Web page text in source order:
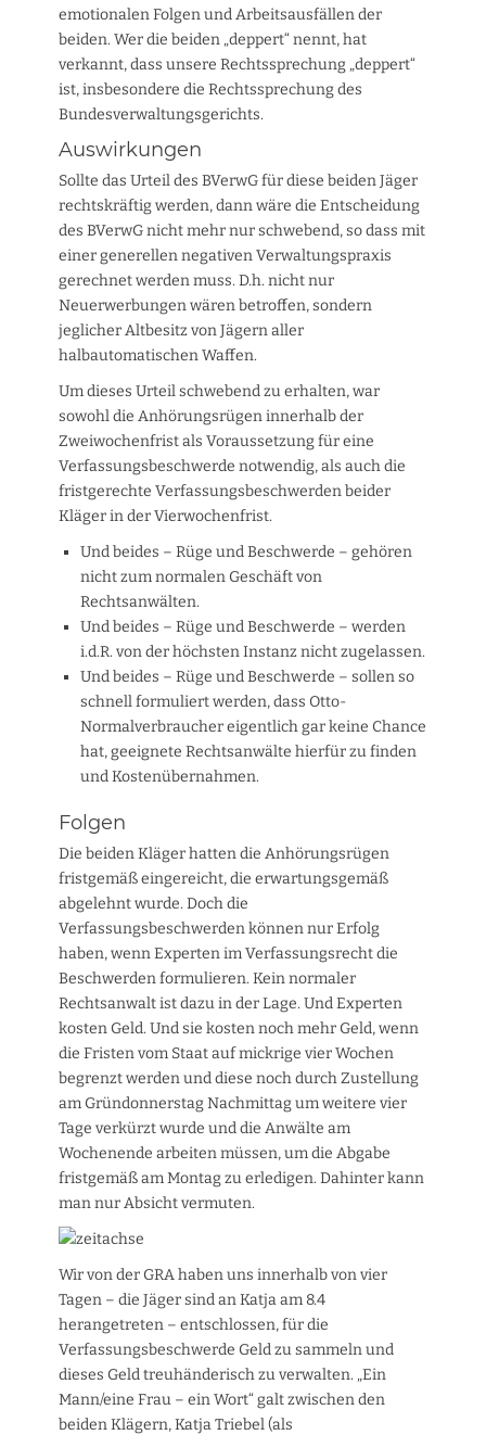
emotionalen Folgen und Arbeitsausfällen der
beiden. Wer die beiden „deppert“ nennt, hat
verkannt, dass unsere Rechtssprechung „deppert“
ist, insbesondere die Rechtssprechung des
Bundesverwaltungsgerichts.
Auswirkungen
Sollte das Urteil des BVerwG für diese beiden Jäger
rechtskräftig werden, dann wäre die Entscheidung
des BVerwG nicht mehr nur schwebend, so dass mit
einer generellen negativen Verwaltungspraxis
gerechnet werden muss. D.h. nicht nur
Neuerwerbungen wären betroffen, sondern
jeglicher Altbesitz von Jägern aller
halbautomatischen Waffen.
Um dieses Urteil schwebend zu erhalten, war
sowohl die Anhörungsrügen innerhalb der
Zweiwochenfrist als Voraussetzung für eine
Verfassungsbeschwerde notwendig, als auch die
fristgerechte Verfassungsbeschwerden beider
Kläger in der Vierwochenfrist.
Und beides – Rüge und Beschwerde – gehören
nicht zum normalen Geschäft von
Rechtsanwälten.
Und beides – Rüge und Beschwerde – werden
i.d.R. von der höchsten Instanz nicht zugelassen.
Und beides – Rüge und Beschwerde – sollen so
schnell formuliert werden, dass Otto-
Normalverbraucher eigentlich gar keine Chance
hat, geeignete Rechtsanwälte hierfür zu finden
und Kostenübernahmen.
Folgen
Die beiden Kläger hatten die Anhörungsrügen
fristgemäß eingereicht, die erwartungsgemäß
abgelehnt wurde. Doch die
Verfassungsbeschwerden können nur Erfolg
haben, wenn Experten im Verfassungsrecht die
Beschwerden formulieren. Kein normaler
Rechtsanwalt ist dazu in der Lage. Und Experten
kosten Geld. Und sie kosten noch mehr Geld, wenn
die Fristen vom Staat auf mickrige vier Wochen
begrenzt werden und diese noch durch Zustellung
am Gründonnerstag Nachmittag um weitere vier
Tage verkürzt wurde und die Anwälte am
Wochenende arbeiten müssen, um die Abgabe
fristgemäß am Montag zu erledigen. Dahinter kann
man nur Absicht vermuten.
Wir von der GRA haben uns innerhalb von vier
Tagen – die Jäger sind an Katja am 8.4
herangetreten – entschlossen, für die
Verfassungsbeschwerde Geld zu sammeln und
dieses Geld treuhänderisch zu verwalten. „Ein
Mann/eine Frau – ein Wort“ galt zwischen den
beiden Klägern, Katja Triebel (als